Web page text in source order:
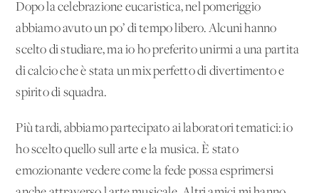
Dopo la celebrazione eucaristica, nel pomeriggio
abbiamo avuto un po’ di tempo libero. Alcuni hanno
scelto di studiare, ma io ho preferito unirmi a una partita
di calcio che è stata un mix perfetto di divertimento e
spirito di squadra.
Più tardi, abbiamo partecipato ai laboratori tematici: io
ho scelto quello sull'arte e la musica. È stato
emozionante vedere come la fede possa esprimersi